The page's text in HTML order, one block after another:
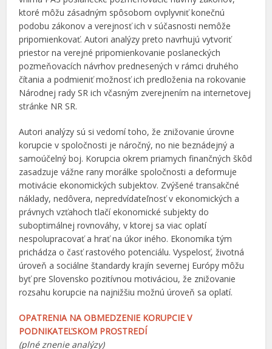
ktoré môžu zásadným spôsobom ovplyvniť konečnú
podobu zákonov a verejnosť ich v súčasnosti nemôže
pripomienkovať. Autori analýzy preto navrhujú vytvoriť
priestor na verejné pripomienkovanie poslaneckých
pozmeňovacích návrhov prednesených v rámci druhého
čítania a podmieniť možnosť ich predloženia na rokovanie
Národnej rady SR ich včasným zverejnením na internetovej
stránke NR SR.
Autori analýzy sú si vedomí toho, že znižovanie úrovne
korupcie v spoločnosti je náročný, no nie beznádejný a
samoúčelný boj. Korupcia okrem priamych finančných škôd
zasadzuje vážne rany morálke spoločnosti a deformuje
motivácie ekonomických subjektov. Zvýšené transakčné
náklady, nedôvera, nepredvídateľnosť v ekonomických a
právnych vzťahoch tlačí ekonomické subjekty do
suboptimálnej rovnováhy, v ktorej sa viac oplatí
nespolupracovať a hrať na úkor iného. Ekonomika tým
prichádza o časť rastového potenciálu. Vyspelosť, životná
úroveň a sociálne štandardy krajín severnej Európy môžu
byť pre Slovensko pozitívnou motiváciou, že znižovanie
rozsahu korupcie na najnižšiu možnú úroveň sa oplatí.
OPATRENIA NA OBMEDZENIE KORUPCIE V
PODNIKATEĽSKOM PROSTREDÍ
(plné znenie analýzy)